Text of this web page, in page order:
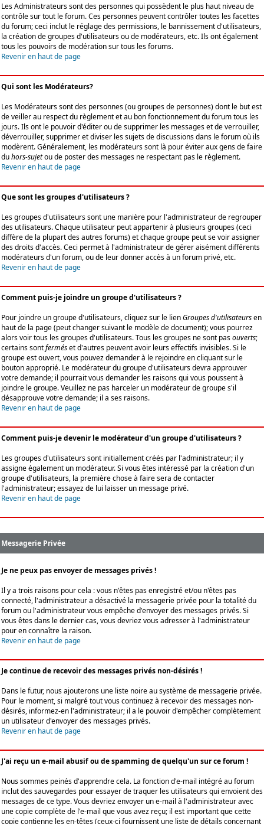
Les Administrateurs sont des personnes qui possèdent le plus haut niveau de
contrôle sur tout le forum. Ces personnes peuvent contrôler toutes les facettes
du forum; ceci inclut le réglage des permissions, le bannissement d'utilisateurs,
la création de groupes d'utilisateurs ou de modérateurs, etc. Ils ont également
tous les pouvoirs de modération sur tous les forums.
Revenir en haut de page
Qui sont les Modérateurs?
Les Modérateurs sont des personnes (ou groupes de personnes) dont le but est
de veiller au respect du règlement et au bon fonctionnement du forum tous les
jours. Ils ont le pouvoir d'éditer ou de supprimer les messages et de verrouiller,
déverrouiller, supprimer et diviser les sujets de discussions dans le forum où ils
modèrent. Généralement, les modérateurs sont là pour éviter aux gens de faire
duhors-sujetou de poster des messages ne respectant pas le règlement.
Revenir en haut de page
Que sont les groupes d'utilisateurs ?
Les groupes d'utilisateurs sont une manière pour l'administrateur de regrouper
des utilisateurs. Chaque utilisateur peut appartenir à plusieurs groupes (ceci
diffère de la plupart des autres forums) et chaque groupe peut se voir assigner
des droits d'accès. Ceci permet à l'administrateur de gérer aisément différents
modérateurs d'un forum, ou de leur donner accès à un forum privé, etc.
Revenir en haut de page
Comment puis-je joindre un groupe d'utilisateurs ?
Pour joindre un groupe d'utilisateurs, cliquez sur le lienGroupes d'utilisateursen
haut de la page (peut changer suivant le modèle de document); vous pourrez
alors voir tous les groupes d'utilisateurs. Tous les groupes ne sont pasouverts;
certains sontferméset d'autres peuvent avoir leurs effectifs invisibles. Si le
groupe est ouvert, vous pouvez demander à le rejoindre en cliquant sur le
bouton approprié. Le modérateur du groupe d'utilisateurs devra approuver
votre demande; il pourrait vous demander les raisons qui vous poussent à
joindre le groupe. Veuillez ne pas harceler un modérateur de groupe s'il
désapprouve votre demande; il a ses raisons.
Revenir en haut de page
Comment puis-je devenir le modérateur d'un groupe d'utilisateurs ?
Les groupes d'utilisateurs sont initiallement créés par l'administrateur; il y
assigne également un modérateur. Si vous êtes intéressé par la création d'un
groupe d'utilisateurs, la première chose à faire sera de contacter
l'administrateur; essayez de lui laisser un message privé.
Revenir en haut de page
Messagerie Privée
Je ne peux pas envoyer de messages privés !
Il y a trois raisons pour cela : vous n'êtes pas enregistré et/ou n'êtes pas
connecté, l'administrateur a désactivé la messagerie privée pour la totalité du
forum ou l'administrateur vous empêche d'envoyer des messages privés. Si
vous êtes dans le dernier cas, vous devriez vous adresser à l'administrateur
pour en connaître la raison.
Revenir en haut de page
Je continue de recevoir des messages privés non-désirés !
Dans le futur, nous ajouterons une liste noire au système de messagerie privée.
Pour le moment, si malgré tout vous continuez à recevoir des messages non-
désirés, informez-en l'administrateur; il a le pouvoir d'empêcher complètement
un utilisateur d'envoyer des messages privés.
Revenir en haut de page
J'ai reçu un e-mail abusif ou de spamming de quelqu'un sur ce forum !
Nous sommes peinés d'apprendre cela. La fonction d'e-mail intégré au forum
inclut des sauvegardes pour essayer de traquer les utilisateurs qui envoient des
messages de ce type. Vous devriez envoyer un e-mail à l'administrateur avec
une copie complète de l'e-mail que vous avez reçu; il est important que cette
copie contienne les en-têtes (ceux-ci fournissent une liste de détails concernant